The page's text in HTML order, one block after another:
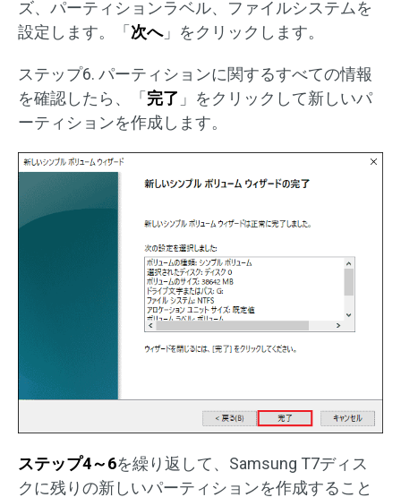
ズ、パーティションラベル、ファイルシステムを
設定します。「 次へ」をクリックします。
ステップ6. パーティションに関するすべての情報
を確認したら、「 完了 」をクリックして新しいパ
ーティションを作成します。
ステップ4～6を繰り返して、Samsung T7ディス
クに残りの新しいパーティションを作成すること